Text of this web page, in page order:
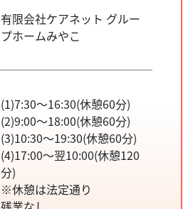
有限会社ケアネット グルー
プホームみやこ
(1)7:30～16:30(休憩60分)
(2)9:00～18:00(休憩60分)
(3)10:30～19:30(休憩60分)
(4)17:00～翌10:00(休憩120
分)
※休憩は法定通り